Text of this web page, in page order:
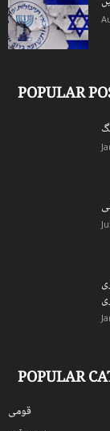
POPULAR
POPULAR
قومی